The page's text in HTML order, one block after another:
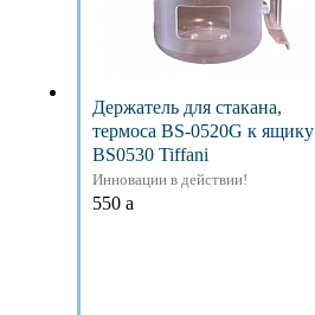
Держатель для стакана,
термоса BS-0520G к ящику
BS0530 Tiffani
Инновации в действии!
550 a